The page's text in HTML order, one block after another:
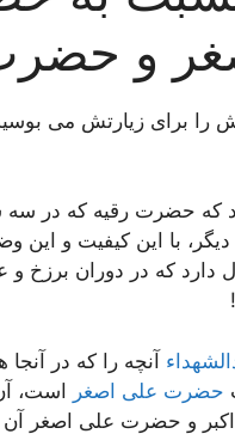
و
را برای زیارتش می
كه حضرت رقیه كه در
با این كیفیت و این
كه در دوران برزخ و
آنچه را كه در
حضرت علی اصغر است،
و حضرت علی اصغر